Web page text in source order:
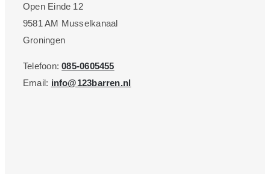
Open Einde 12
9581 AM Musselkanaal
Groningen
Telefoon:085-0605455
Email: info@123barren.nl